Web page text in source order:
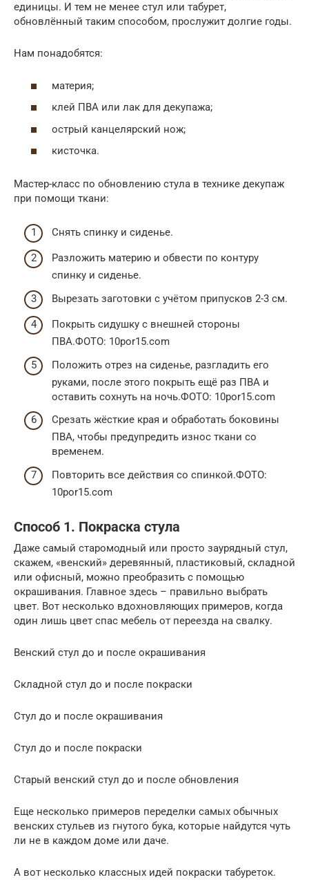
единицы. И тем не менее стул или табурет,
обновлённый таким способом, прослужит долгие годы.
Нам понадобятся:
материя;
клей ПВА или лак для декупажа;
острый канцелярский нож;
кисточка.
Мастер-класс по обновлению стула в технике декупаж
при помощи ткани:
Снять спинку и сиденье.
Разложить материю и обвести по контуру
спинку и сиденье.
Вырезать заготовки с учётом припусков 2-3 см.
Покрыть сидушку с внешней стороны
ПВА.ФОТО: 10por15.com
Положить отрез на сиденье, разгладить его
руками, после этого покрыть ещё раз ПВА и
оставить сохнуть на ночь.ФОТО: 10por15.com
Срезать жёсткие края и обработать боковины
ПВА, чтобы предупредить износ ткани со
временем.
Повторить все действия со спинкой.ФОТО:
10por15.com
Способ 1. Покраска стула
Даже самый старомодный или просто заурядный стул,
скажем, «венский» деревянный, пластиковый, складной
или офисный, можно преобразить с помощью
окрашивания. Главное здесь – правильно выбрать
цвет. Вот несколько вдохновляющих примеров, когда
один лишь цвет спас мебель от переезда на свалку.
Венский стул до и после окрашивания
Складной стул до и после покраски
Стул до и после окрашивания
Стул до и после покраски
Старый венский стул до и после обновления
Еще несколько примеров переделки самых обычных
венских стульев из гнутого бука, которые найдутся чуть
ли не в каждом доме или даче.
А вот несколько классных идей покраски табуреток.